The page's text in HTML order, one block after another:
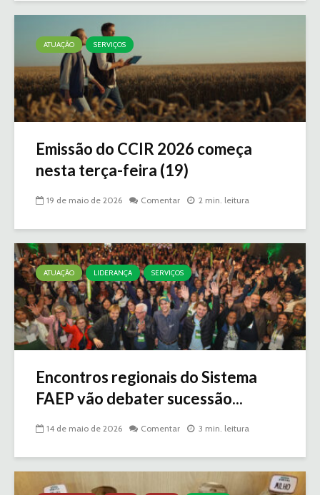
ATUAÇÃO SERVIÇOS
Emissão do CCIR 2026 começa
nesta terça-feira (19)
19 de maio de 2026 Comentar 2 min. leitura
ATUAÇÃO LIDERANÇA SERVIÇOS
Encontros regionais do Sistema
FAEP vão debater sucessão...
14 de maio de 2026 Comentar 3 min. leitura